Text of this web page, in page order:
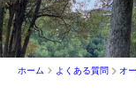
ホーム よくある質問